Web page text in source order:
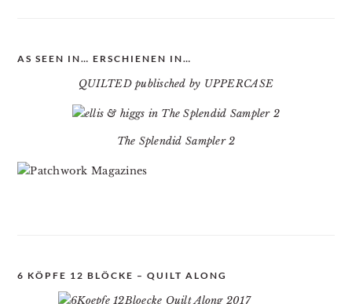
AS SEEN IN… ERSCHIENEN IN…
QUILTED publisched by UPPERCASE
The Splendid Sampler 2
6 KÖPFE 12 BLÖCKE – QUILT ALONG